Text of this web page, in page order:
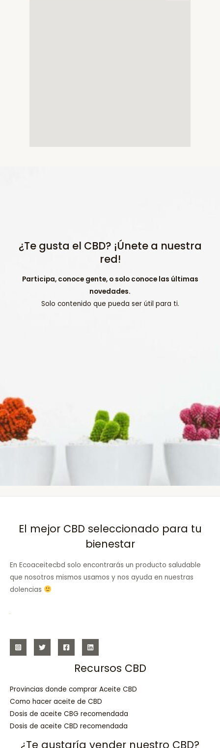
¿Te gusta el CBD? ¡Únete a nuestra
red!
Participa, conoce gente, o solo conoce las últimas
novedades.
Solo contenido que pueda ser útil para ti.
El mejor CBD seleccionado para tu
bienestar
En Ecoaceitecbd solo encontrarás un producto saludable
que nosotros mismos usamos y nos ayuda en nuestras
dolencias
Recursos CBD
Provincias donde comprar Aceite CBD
Como hacer aceite de CBD
Dosis de aceite CBG recomendada
Dosis de aceite CBD recomendada
¿Te gustaría vender nuestro CBD?